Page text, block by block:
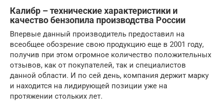
Калибр – технические характеристики и
качество бензопила производства России
Впервые данный производитель предоставил на
всеобщее обозрение свою продукцию еще в 2001 году,
получив при этом огромное количество положительных
отзывов, как от покупателей, так и специалистов
данной области. И по сей день, компания держит марку
и находится на лидирующей позиции уже на
протяжении стольких лет.